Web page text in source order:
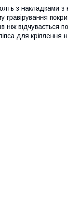
з накладками
ніж відчувається
для кріплення